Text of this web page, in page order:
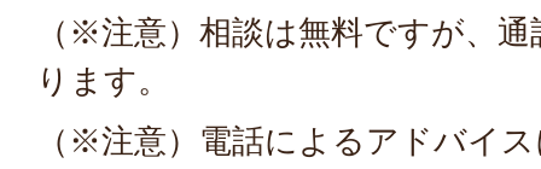
（※注意）相談は無料ですが、
ります。
（※注意）電話によるアドバイ